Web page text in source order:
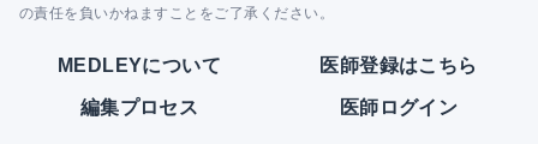
の責任を負いかねますことをご了承ください。
MEDLEYについて 医師登録はこちら
編集プロセス 医師ログイン